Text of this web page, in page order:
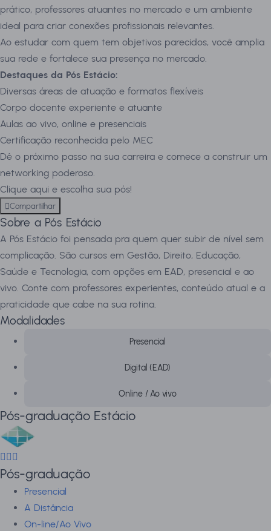
prático, professores atuantes no mercado e um ambiente
ideal para criar conexões profissionais relevantes.
Ao estudar com quem tem objetivos parecidos, você amplia
sua rede e fortalece sua presença no mercado.
Destaques da Pós Estácio:
Diversas áreas de atuação e formatos flexíveis
Corpo docente experiente e atuante
Aulas ao vivo, online e presenciais
Certificação reconhecida pelo MEC
Dê o próximo passo na sua carreira e comece a construir um
networking poderoso.
Clique aqui e escolha sua pós!
Compartilhar
Sobre a Pós Estácio
A Pós Estácio foi pensada pra quem quer subir de nível sem
complicação. São cursos em Gestão, Direito, Educação,
Saúde e Tecnologia, com opções em EAD, presencial e ao
vivo. Conte com professores experientes, conteúdo atual e a
praticidade que cabe na sua rotina.
Modalidades
Presencial
Digital (EAD)
Online / Ao vivo
Pós-graduação Estácio
Pós-graduação
Presencial
A Distância
On-line/Ao Vivo